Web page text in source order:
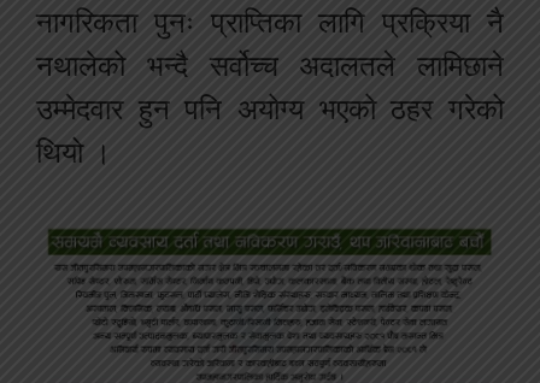
नागरिकता पुनः प्राप्तिका लागि प्रक्रिया नै
नथालेको भन्दै सर्वोच्च अदालतले लामिछाने
उम्मेदवार हुन पनि अयोग्य भएको ठहर गरेको
थियो ।